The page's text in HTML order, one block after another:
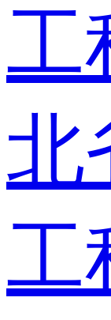
工
北
工